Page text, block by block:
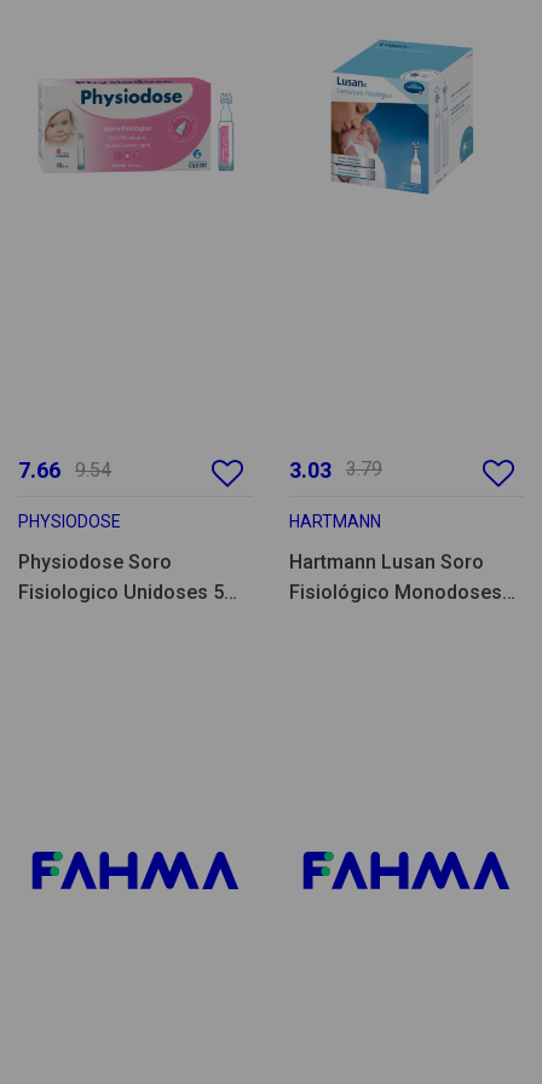
7.66 9.54
PHYSIODOSE
Physiodose Soro
Fisiologico Unidoses 5ml
3.03 3.79
HARTMANN
Hartmann Lusan Soro
Fisiológico Monodoses